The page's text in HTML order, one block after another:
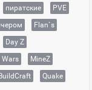
пиратские
PVE
Flan`s
Day Z
Wars
MineZ
BuildCraft
Quake